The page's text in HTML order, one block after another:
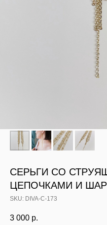
СЕРЬГИ СО
ЦЕПОЧКАМИ И
SKU: DIVA-С-173
3 000 р.